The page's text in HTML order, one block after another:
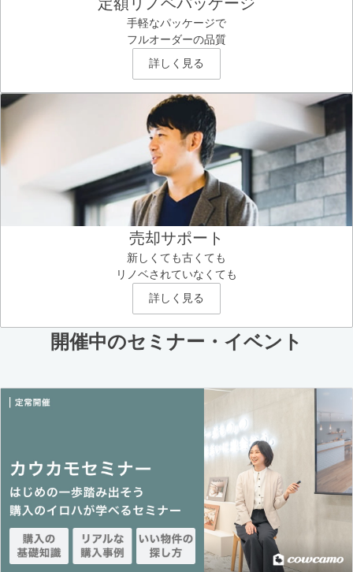
手軽なパッケージで
フルオーダーの品質
詳しく見る
売却サポート
新しくても古くても
リノベされていなくても
詳しく見る
開催中のセミナー・イベント